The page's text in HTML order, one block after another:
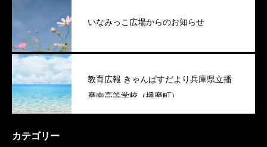
いなみっこ広場からのお知らせ
教育広報 きゃんぱすだより兵庫県立播
磨南高等学校（播磨町）
カテゴリー